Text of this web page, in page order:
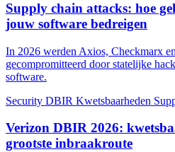
Supply chain attacks: hoe
jouw software bedreigen
In 2026 werden Axios, Checkmarx
gecompromitteerd door statelijke
software.
Security DBIR Kwetsbaarheden
Verizon DBIR 2026:
grootste inbraakroute